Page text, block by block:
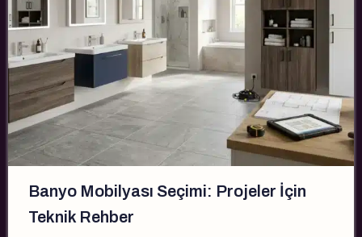
Banyo Mobilyası Seçimi: Projeler İçin
Teknik Rehber